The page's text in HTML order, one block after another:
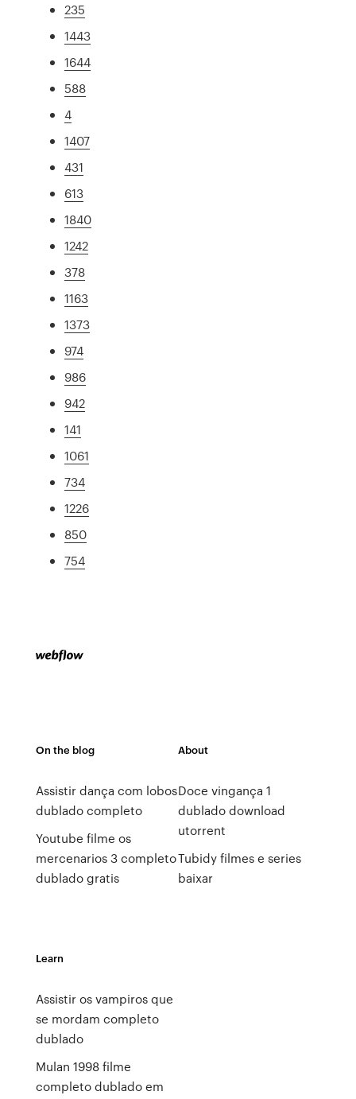
235
1443
1644
588
4
1407
431
613
1840
1242
378
1163
1373
974
986
942
141
1061
734
1226
850
754
On the blog
Assistir dança com lobos
dublado completo
Youtube filme os
mercenarios 3 completo
dublado gratis
About
Doce vingança 1
dublado download
utorrent
Tubidy filmes e series
baixar
Learn
Assistir os vampiros que
se mordam completo
dublado
Mulan 1998 filme
completo dublado em